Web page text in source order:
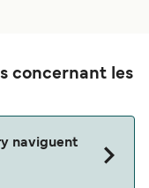
concernant les
naviguent